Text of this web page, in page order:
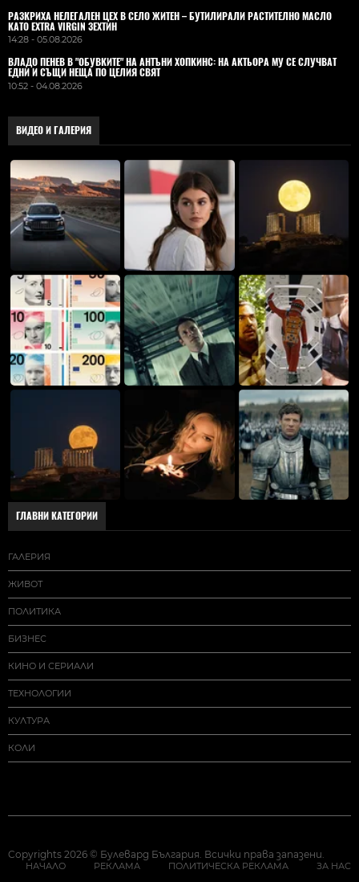
РАЗКРИХА НЕЛЕГАЛЕН ЦЕХ В СЕЛО ЖИТЕН – БУТИЛИРАЛИ РАСТИТЕЛНО МАСЛО
КАТО EXTRA VIRGIN ЗЕХТИН
14:28 - 05.08.2026
ВЛАДO ПЕНЕВ В "ОБУВКИТЕ" НА АНТЪНИ ХОПКИНС: НА АКТЬОРА МУ СЕ СЛУЧВАТ
ЕДНИ И СЪЩИ НЕЩА ПО ЦЕЛИЯ СВЯТ
10:52 - 04.08.2026
ВИДЕО И ГАЛЕРИЯ
ГЛАВНИ КАТЕГОРИИ
ГАЛЕРИЯ
ЖИВОТ
ПОЛИТИКА
БИЗНЕС
КИНО И СЕРИАЛИ
ТЕХНОЛОГИИ
КУЛТУРА
КОЛИ
Copyrights 2026 © Булевард България. Всички права запазени.
НАЧАЛО РЕКЛАМА ПОЛИТИЧЕСКА РЕКЛАМА ЗА НАС